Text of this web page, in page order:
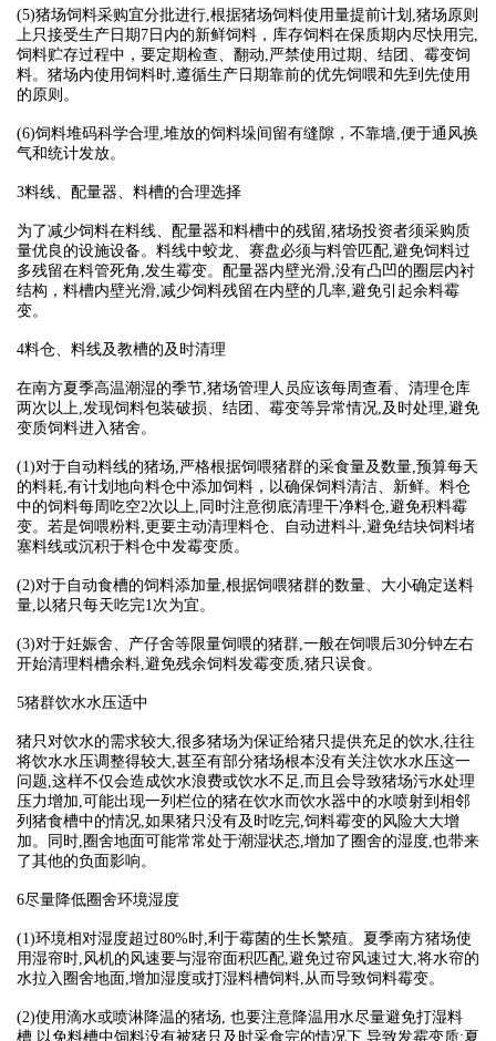
(5)猪场饲料采购宜分批进行,根据猪场饲料使用量提前计划,猪场原则
上只接受生产日期7日内的新鲜饲料，库存饲料在保质期内尽快用完,
饲料贮存过程中，要定期检查、翻动,严禁使用过期、结团、霉变饲
料。猪场内使用饲料时,遵循生产日期靠前的优先饲喂和先到先使用
的原则。
(6)饲料堆码科学合理,堆放的饲料垛间留有缝隙，不靠墙,便于通风换
气和统计发放。
3料线、配量器、料槽的合理选择
为了减少饲料在料线、配量器和料槽中的残留,猪场投资者须采购质
量优良的设施设备。料线中蛟龙、赛盘必须与料管匹配,避免饲料过
多残留在料管死角,发生霉变。配量器内壁光滑,没有凸凹的圈层内衬
结构，料槽内壁光滑,减少饲料残留在内壁的几率,避免引起余料霉
变。
4料仓、料线及教槽的及时清理
在南方夏季高温潮湿的季节,猪场管理人员应该每周查看、清理仓库
两次以上,发现饲料包装破损、结团、霉变等异常情况,及时处理,避免
变质饲料进入猪舍。
(1)对于自动料线的猪场,严格根据饲喂猪群的采食量及数量,预算每天
的料耗,有计划地向料仓中添加饲料，以确保饲料清洁、新鲜。料仓
中的饲料每周吃空2次以上,同时注意彻底清理干净料仓,避免积料霉
变。若是饲喂粉料,更要主动清理料仓、自动进料斗,避免结块饲料堵
塞料线或沉积于料仓中发霉变质。
(2)对于自动食槽的饲料添加量,根据饲喂猪群的数量、大小确定送料
量,以猪只每天吃完1次为宜。
(3)对于妊娠舍、产仔舍等限量饲喂的猪群,一般在饲喂后30分钟左右
开始清理料槽余料,避免残余饲料发霉变质,猪只误食。
5猪群饮水水压适中
猪只对饮水的需求较大,很多猪场为保证给猪只提供充足的饮水,往往
将饮水水压调整得较大,甚至有部分猪场根本没有关注饮水水压这一
问题,这样不仅会造成饮水浪费或饮水不足,而且会导致猪场污水处理
压力增加,可能出现一列栏位的猪在饮水而饮水器中的水喷射到相邻
列猪食槽中的情况,如果猪只没有及时吃完,饲料霉变的风险大大增
加。同时,圈舍地面可能常常处于潮湿状态,增加了圈舍的湿度,也带来
了其他的负面影响。
6尽量降低圈舍环境湿度
(1)环境相对湿度超过80%时,利于霉菌的生长繁殖。夏季南方猪场使
用湿帘时,风机的风速要与湿帘面积匹配,避免过帘风速过大,将水帘的
水拉入圈舍地面,增加湿度或打湿料槽饲料,从而导致饲料霉变。
(2)使用滴水或喷淋降温的猪场, 也要注意降温用水尽量避免打湿料
槽,以免料槽中饲料没有被猪只及时采食完的情况下,导致发霉变质;夏